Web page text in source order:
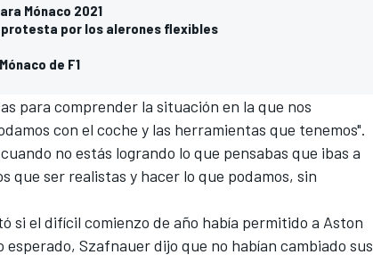
Mónaco 2021
protesta por los alerones flexibles
de F1
para comprender la situación en la que nos
con el coche y las herramientas que tenemos".
no estás logrando lo que pensabas que ibas a
que ser realistas y hacer lo que podamos, sin
si el difícil comienzo de año había permitido a Aston
Szafnauer dijo que no habían cambiado sus